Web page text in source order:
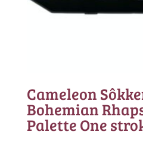
Cameleon
Bohemian
Palette One